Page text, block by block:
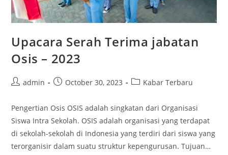
Upacara Serah Terima jabatan
Osis – 2023
Postadmin
PostOctober 30, 2023
PostKabar Terbaru
Pengertian Osis OSIS adalah singkatan dari Organisasi
Siswa Intra Sekolah. OSIS adalah organisasi yang terdapat
di sekolah-sekolah di Indonesia yang terdiri dari siswa yang
terorganisir dalam suatu struktur kepengurusan. Tujuan…